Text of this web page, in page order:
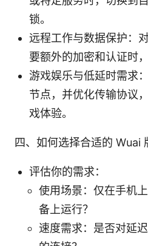
锁。
远程工作与数据保护：
要额外的加密和认证时
游戏娱乐与低延时需求
节点，并优化传输协议
戏体验。
四、如何选择合适的 Wuai
评估你的需求：
使用场景：仅在手机
备上运行？
速度需求：是否对延